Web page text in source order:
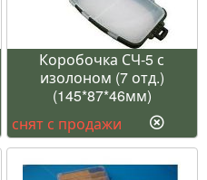
Коробочка СЧ-5 с
изолоном (7 отд.)
(145*87*46мм)
снят с продажи